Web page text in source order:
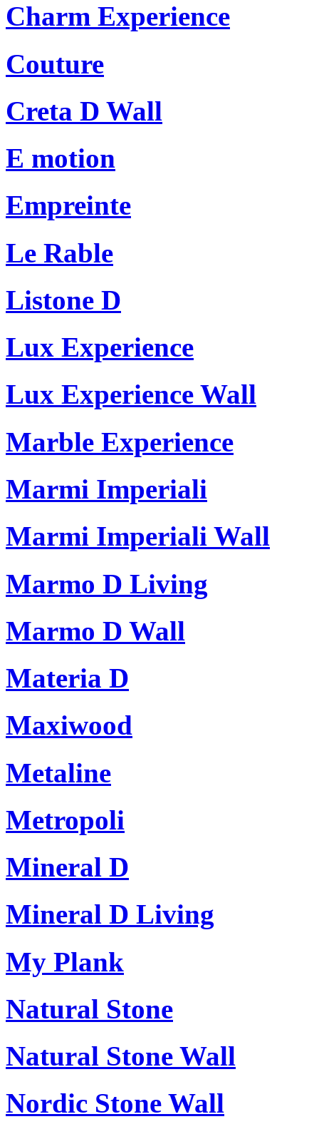
Charm Experience
Couture
Creta D Wall
E motion
Empreinte
Le Rable
Listone D
Lux Experience
Lux Experience Wall
Marble Experience
Marmi Imperiali
Marmi Imperiali Wall
Marmo D Living
Marmo D Wall
Materia D
Maxiwood
Metaline
Metropoli
Mineral D
Mineral D Living
My Plank
Natural Stone
Natural Stone Wall
Nordic Stone Wall